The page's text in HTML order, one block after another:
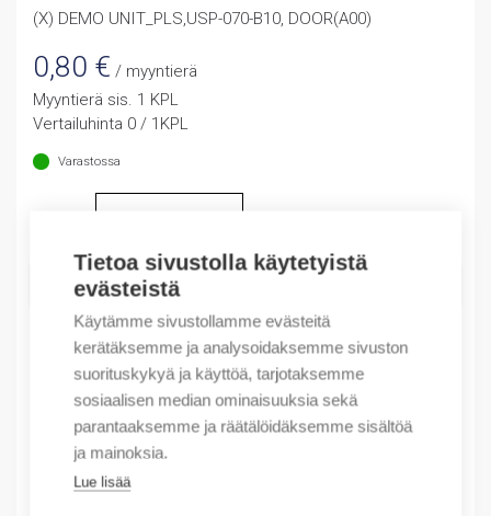
Tietoa sivustolla käytetyistä
evästeistä
Käytämme sivustollamme evästeitä
kerätäksemme ja analysoidaksemme sivuston
suorituskykyä ja käyttöä, tarjotaksemme
sosiaalisen median ominaisuuksia sekä
parantaaksemme ja räätälöidäksemme sisältöä
ja mainoksia.
Lue lisää
(X) DEMO UNIT_PLS,USP-070-B10, DOOR(A00)
0,80 € / myyntierä
Myyntierä sis. 1 KPL
Vertailuhinta 0 / 1KPL
Varastossa
LISÄÄ OSTOSKORIIN
Tuotekoodit
Tilauskoodi: PLS25003A
Product order number: PLS25003A